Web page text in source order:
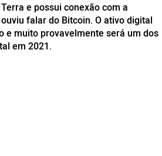
e possui conexão com a
falar do Bitcoin. O ativo digital
e muito provavelmente será um dos
em 2021.